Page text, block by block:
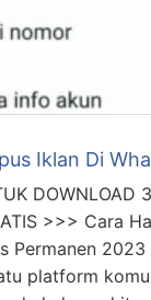
Iklan Di
DOWNLOAD
>>> Cara
Permanen
platform